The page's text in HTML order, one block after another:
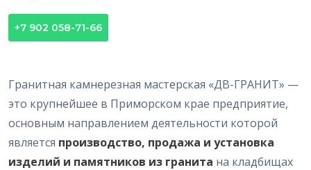
+7 902 058-71-66
Гранитная камнерезная мастерская «ДВ-ГРАНИТ» —
это крупнейшее в Приморском крае предприятие,
основным направлением деятельности которой
является производство, продажа и установка
изделий и памятников из гранита на кладбищах